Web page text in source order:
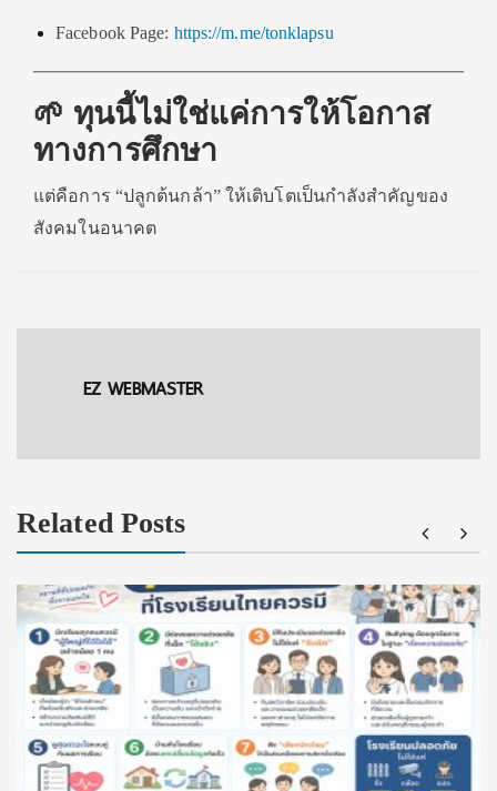
Facebook Page: https://m.me/tonklapsu
🌱 ทุนนี้ไม่ใช่แค่การให้โอกาส
ทางการศึกษา
แต่คือการ “ปลูกต้นกล้า” ให้เติบโตเป็นกำลังสำคัญของ
สังคมในอนาคต
EZ WEBMASTER
Related Posts